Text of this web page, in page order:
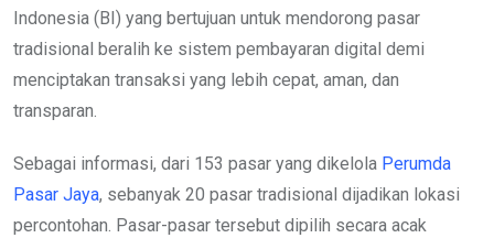
Indonesia (BI) yang bertujuan untuk mendorong pasar
tradisional beralih ke sistem pembayaran digital demi
menciptakan transaksi yang lebih cepat, aman, dan
transparan.
Sebagai informasi, dari 153 pasar yang dikelola Perumda
Pasar Jaya, sebanyak 20 pasar tradisional dijadikan lokasi
percontohan. Pasar-pasar tersebut dipilih secara acak